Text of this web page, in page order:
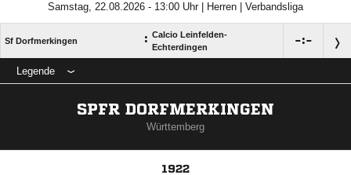
Samstag, 22.08.2026 - 13:00 Uhr | Herren | Verbandsliga
Sf Dorfmerkingen : Calcio Leinfelden-
Echterdingen
:
Legende
SPFR DORFMERKINGEN
Württemberg
1922